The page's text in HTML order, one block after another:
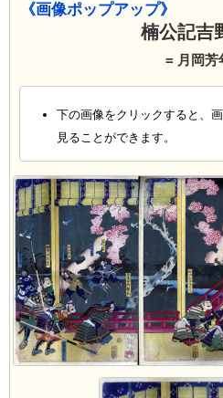
《画像ポップアップ》
楠公記吉
= 月岡芳
下の画像をクリックすると、
見ることができます。